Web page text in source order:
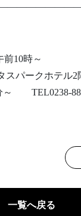
前10時～
スパークホテル2
～ TEL0238-
一覧へ戻る